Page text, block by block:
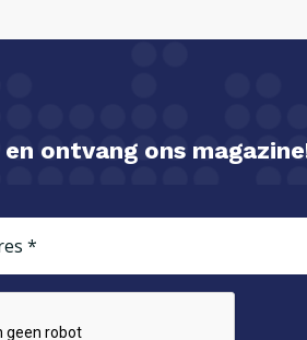
ontvang ons